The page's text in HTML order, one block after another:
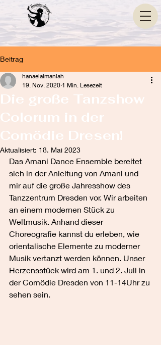
Beitrag
Die große Tanzshow
Colorum in der
Comödie Dresen!
hanaelalmaniah
19. Nov. 2020 1 Min. Lesezeit
Aktualisiert: 18. Mai 2023
Das Amani Dance Ensemble bereitet
sich in der Anleitung von Amani und
mir auf die große Jahresshow des
Tanzzentrum Dresden vor. Wir arbeiten
an einem modernen Stück zu
Weltmusik. Anhand dieser
Choreografie kannst du erleben, wie
orientalische Elemente zu moderner
Musik vertanzt werden können. Unser
Herzensstück wird am 1. und 2. Juli in
der Comödie Dresden von 11-14Uhr zu
sehen sein.